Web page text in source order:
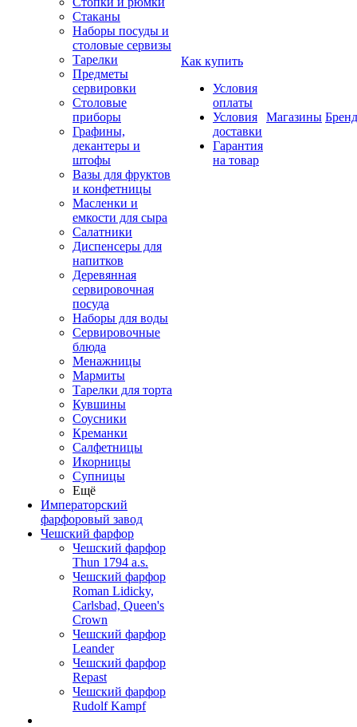
Стаканы
Наборы посуды и
столовые сервизы
Тарелки
Предметы
сервировки
Столовые
приборы
Графины,
декантеры и
штофы
Вазы для фруктов
и конфетницы
Масленки и
емкости для сыра
Салатники
Диспенсеры для
напитков
Деревянная
сервировочная
посуда
Наборы для воды
Сервировочные
блюда
Менажницы
Мармиты
Тарелки для торта
Кувшины
Соусники
Креманки
Салфетницы
Икорницы
Супницы
Ещё
Императорский
фарфоровый завод
Чешский фарфор
Чешский фарфор
Thun 1794 a.s.
Чешский фарфор
Roman Lidicky,
Carlsbad, Queen's
Crown
Чешский фарфор
Leander
Чешский фарфор
Repast
Чешский фарфор
Rudolf Kampf
Как купить
Условия
оплаты
Условия
доставки
Гарантия
на товар
Магазины